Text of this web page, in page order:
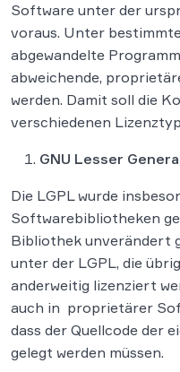
Software unter der
voraus. Unter
abgewandelte
abweichende,
werden. Damit soll die
verschiedenen
GNU Lesser
Die LGPL wurde
Softwarebibliotheken
Bibliothek unverändert
unter der LGPL, die
anderweitig lizenziert
auch in proprietärer
dass der Quellcode der
gelegt werden müssen.